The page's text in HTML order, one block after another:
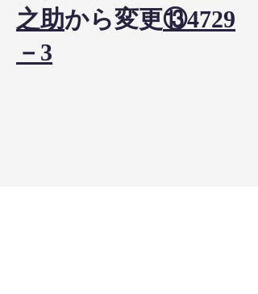
之助から変更⑬4729
－3